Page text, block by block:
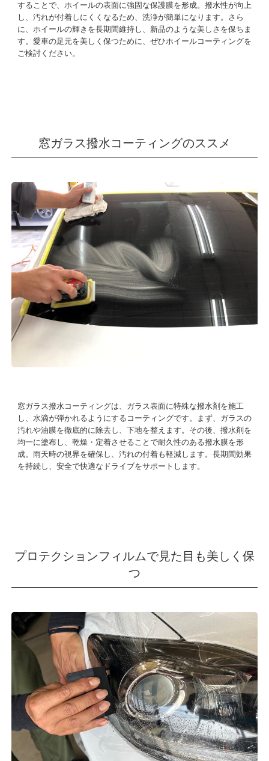
することで、ホイールの表面に強固な保護膜を形成。撥水性が向上
し、汚れが付着しにくくなるため、洗浄が簡単になります。さら
に、ホイールの輝きを長期間維持し、新品のような美しさを保ちま
す。愛車の足元を美しく保つために、ぜひホイールコーティングを
ご検討ください。
窓ガラス撥水コーティングのススメ
窓ガラス撥水コーティングは、ガラス表面に特殊な撥水剤を施工
し、水滴が弾かれるようにするコーティングです。まず、ガラスの
汚れや油膜を徹底的に除去し、下地を整えます。その後、撥水剤を
均一に塗布し、乾燥・定着させることで耐久性のある撥水膜を形
成。雨天時の視界を確保し、汚れの付着も軽減します。長期間効果
を持続し、安全で快適なドライブをサポートします。
プロテクションフィルムで見た目も美しく保
つ